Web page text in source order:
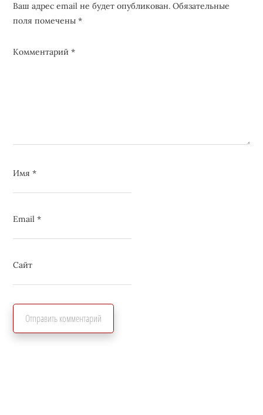
Ваш адрес email не будет опубликован. Обязательные
поля помечены*
Комментарий*
Имя*
Email*
Сайт